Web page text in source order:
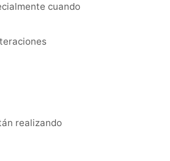
cuando
realizando